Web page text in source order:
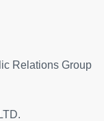
Relations Group